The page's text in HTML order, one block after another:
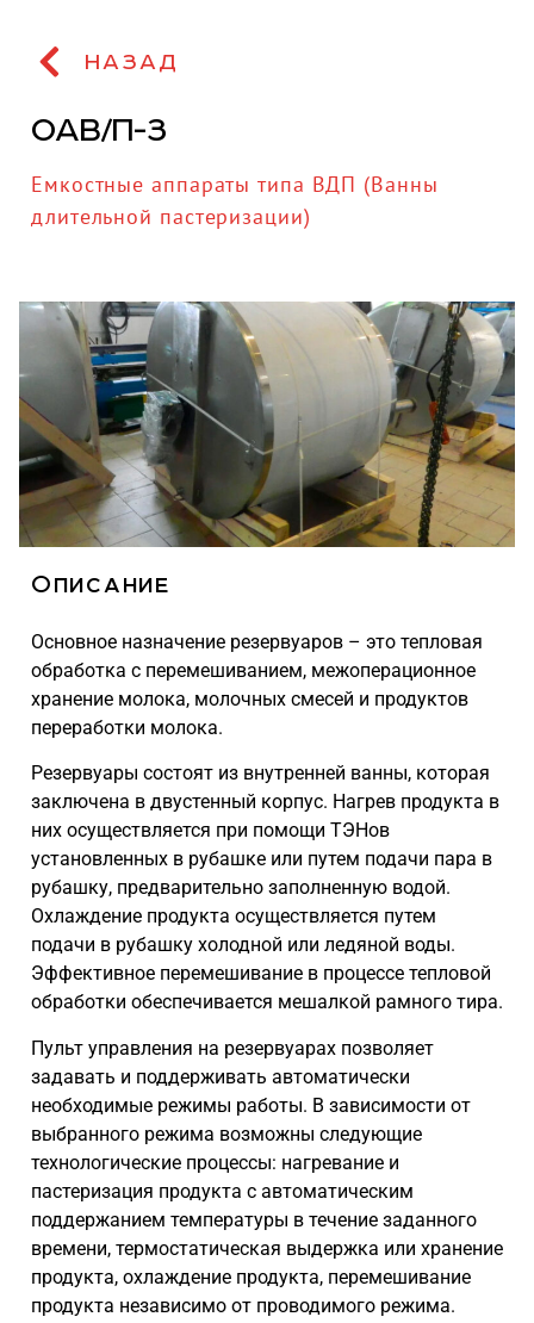
НАЗАД
ОАВ/П-3
Емкостные аппараты типа ВДП (Ванны
длительной пастеризации)
Описание
Основное назначение резервуаров – это тепловая
обработка с перемешиванием, межоперационное
хранение молока, молочных смесей и продуктов
переработки молока.
Резервуары состоят из внутренней ванны, которая
заключена в двустенный корпус. Нагрев продукта в
них осуществляется при помощи ТЭНов
установленных в рубашке или путем подачи пара в
рубашку, предварительно заполненную водой.
Охлаждение продукта осуществляется путем
подачи в рубашку холодной или ледяной воды.
Эффективное перемешивание в процессе тепловой
обработки обеспечивается мешалкой рамного тира.
Пульт управления на резервуарах позволяет
задавать и поддерживать автоматически
необходимые режимы работы. В зависимости от
выбранного режима возможны следующие
технологические процессы: нагревание и
пастеризация продукта с автоматическим
поддержанием температуры в течение заданного
времени, термостатическая выдержка или хранение
продукта, охлаждение продукта, перемешивание
продукта независимо от проводимого режима.